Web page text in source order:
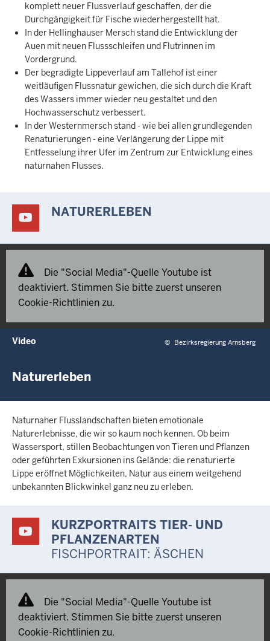
komplett neuer Flussverlauf geschaffen, der die
Durchgängigkeit für Fische wiederhergestellt hat.
In der Hellinghauser Mersch stand die Entwicklung der
Auen mit neuen Flussschleifen und Flutrinnen im
Vordergrund.
Der begradigte Lippeverlauf am Tallehof ist einer
weitläufigen Flussnatur gewichen, die sich durch die Kraft
des Wassers immer wieder neu gestaltet und den
Hochwasserschutz verbessert.
In der Westernmersch stand - wie bei allen grundlegenden
Renaturierungen - eine Verlängerung der Lippe mit
Entfesselung ihrer Ufer im Zentrum zur Entwicklung eines
naturnahen Flusses.
NATURERLEBEN
Die "Social Media"-Quelle Youtube ist
deaktiviert. Stimmen Sie bitte zuerst unseren
Cookie-Richtlinien zu.
Video © Bezirksregierung Arnsberg
Naturerleben
Naturnaher Flusslandschaften bieten emotionale
Naturerlebnisse, die wir so kaum noch kennen. Ob beim
Wassersport, stillen Beobachtungen von Tieren und Pflanzen
oder geführten Exkursionen ins Gelände: die renaturierte
Lippe eröffnet Möglichkeiten, Natur aus einem weitgehend
unbekannten Blickwinkel ganz neu zu erleben.
KURZPORTRAITS TIER- UND
PFLANZENARTEN
FISCHPORTRAIT: ÄSCHEN
Die "Social Media"-Quelle Youtube ist
deaktiviert. Stimmen Sie bitte zuerst unseren
Cookie-Richtlinien zu.